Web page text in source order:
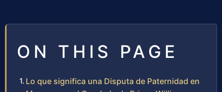
ON THIS PAGE
Lo que significa una Disputa de Paternidad en